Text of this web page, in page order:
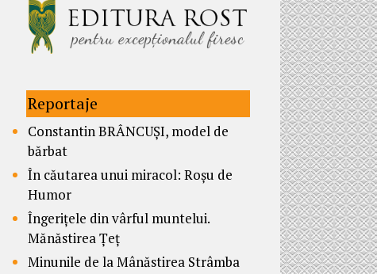
Reportaje
Constantin BRÂNCUȘI, model de
bărbat
În căutarea unui miracol: Roșu de
Humor
Îngerițele din vârful muntelui.
Mănăstirea Țeț
Minunile de la Mânăstirea Strâmba